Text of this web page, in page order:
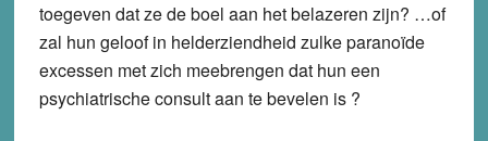
toegeven dat ze de boel aan het belazeren zijn? …of
zal hun geloof in helderziendheid zulke paranoïde
excessen met zich meebrengen dat hun een
psychiatrische consult aan te bevelen is ?